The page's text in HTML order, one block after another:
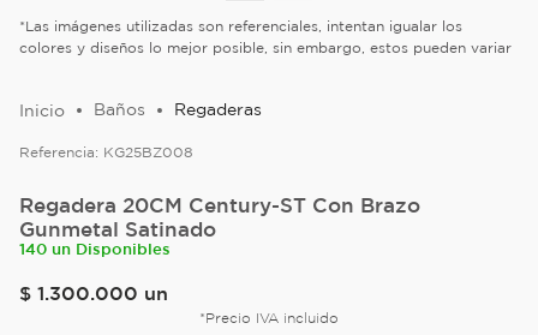
*Las imágenes utilizadas son referenciales, intentan igualar los
colores y diseños lo mejor posible, sin embargo, estos pueden variar
Baños Regaderas
Referencia: KG25BZ008
Regadera 20CM Century-ST Con Brazo
Gunmetal Satinado
140 un Disponibles
$ 1.300.000 un
*Precio IVA incluido